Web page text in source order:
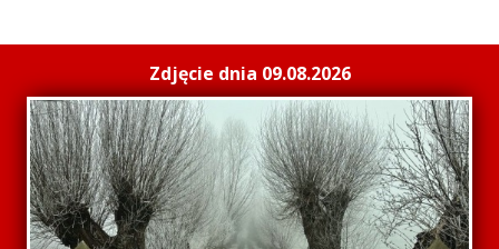
Zdjęcie dnia 09.08.2026